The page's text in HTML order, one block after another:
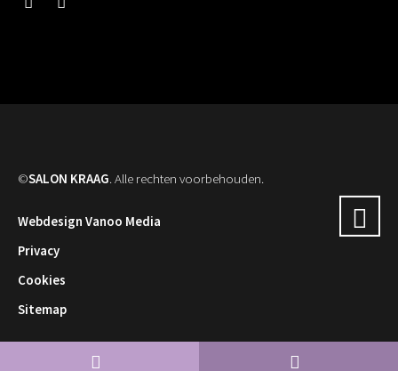
©SALON KRAAG. Alle rechten voorbehouden.
Webdesign Vanoo Media
Privacy
Cookies
Sitemap